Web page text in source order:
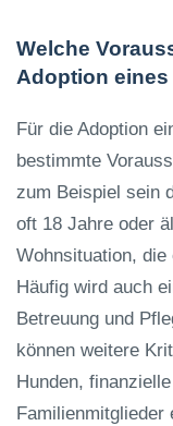
Welche
Adoption
Für die Adoption
bestimmte
zum Beispiel sein
oft 18 Jahre oder
Wohnsituation, die
Häufig wird auch
Betreuung und
können weitere
Hunden,
Familienmitglieder